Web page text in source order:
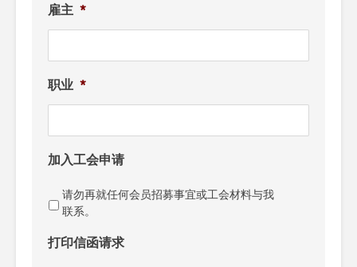
雇主 *
职业 *
加入工会申请
请勿再就任何会员招募事宜或工会材料与我
联系。
打印信函请求